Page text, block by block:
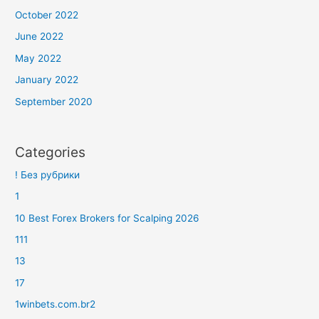
October 2022
June 2022
May 2022
January 2022
September 2020
Categories
! Без рубрики
1
10 Best Forex Brokers for Scalping 2026
111
13
17
1winbets.com.br2